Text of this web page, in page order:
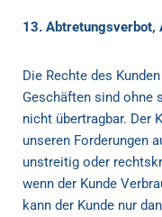
13. Abtretungsverbot,
Die Rechte des
Geschäften sind ohne
nicht übertragbar. Der
unseren Forderungen
unstreitig oder
wenn der Kunde
kann der Kunde nur